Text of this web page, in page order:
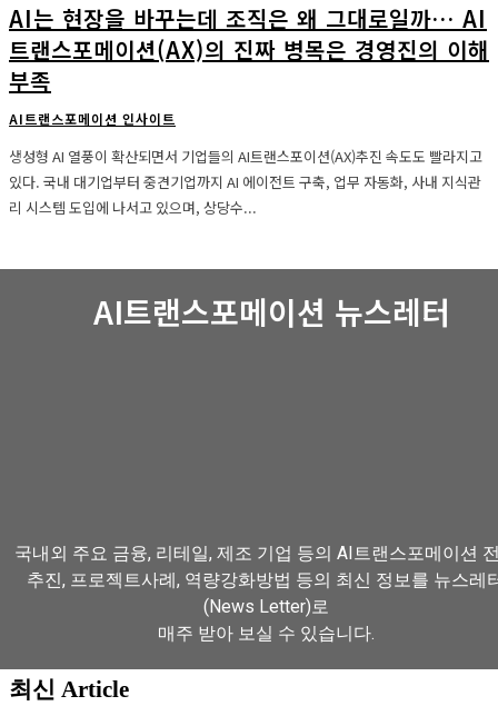
AI는 현장을 바꾸는데 조직은 왜 그대로일까… AI
트랜스포메이션(AX)의 진짜 병목은 경영진의 이해
부족
AI트랜스포메이션 인사이트
생성형 AI 열풍이 확산되면서 기업들의 AI트랜스포이션(AX)추진 속도도 빨라지고
있다. 국내 대기업부터 중견기업까지 AI 에이전트 구축, 업무 자동화, 사내 지식관
리 시스템 도입에 나서고 있으며, 상당수...
AI트랜스포메이션 뉴스레터
국내외 주요 금융, 리테일, 제조 기업 등의 AI트랜스포메이션
추진, 프로젝트사례, 역량강화방법 등의 최신 정보를 뉴스레
(News Letter)로
매주 받아 보실 수 있습니다.
최신 Article